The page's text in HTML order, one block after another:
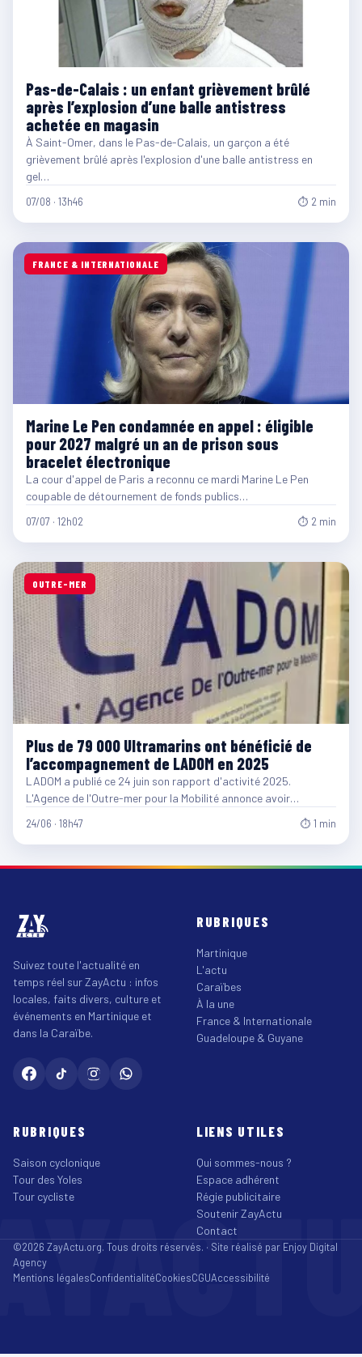
Pas-de-Calais : un enfant grièvement brûlé
après l’explosion d’une balle antistress
achetée en magasin
À Saint-Omer, dans le Pas-de-Calais, un garçon a été
grièvement brûlé après l'explosion d'une balle antistress en
gel…
07/08 · 13h46 ⏱ 2 min
FRANCE & INTERNATIONALE
Marine Le Pen condamnée en appel : éligible
pour 2027 malgré un an de prison sous
bracelet électronique
La cour d'appel de Paris a reconnu ce mardi Marine Le Pen
coupable de détournement de fonds publics…
07/07 · 12h02 ⏱ 2 min
OUTRE-MER
Plus de 79 000 Ultramarins ont bénéficié de
l’accompagnement de LADOM en 2025
LADOM a publié ce 24 juin son rapport d'activité 2025.
L'Agence de l'Outre-mer pour la Mobilité annonce avoir…
24/06 · 18h47 ⏱ 1 min
Suivez toute l'actualité en
temps réel sur ZayActu : infos
locales, faits divers, culture et
événements en Martinique et
dans la Caraïbe.
RUBRIQUES
Martinique
L'actu
Caraïbes
À la une
France & Internationale
Guadeloupe & Guyane
RUBRIQUES
Saison cyclonique
Tour des Yoles
Tour cycliste
LIENS UTILES
Qui sommes-nous ?
Espace adhérent
Régie publicitaire
Soutenir ZayActu
Contact
©2026 ZayActu.org. Tous droits réservés. · Site réalisé par Enjoy Digital
Agency
Mentions légalesConfidentialitéCookiesCGUAccessibilité